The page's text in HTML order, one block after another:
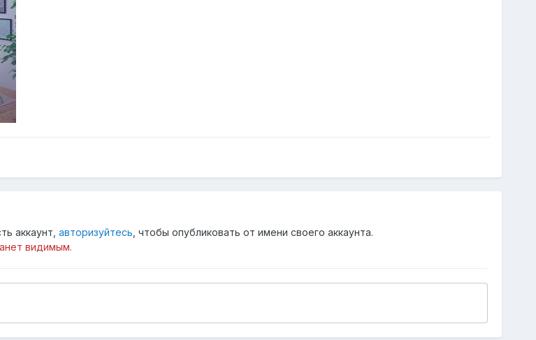
аккаунт, авторизуйтесь , чтобы опубликовать от имени своего аккаунта.
видимым.